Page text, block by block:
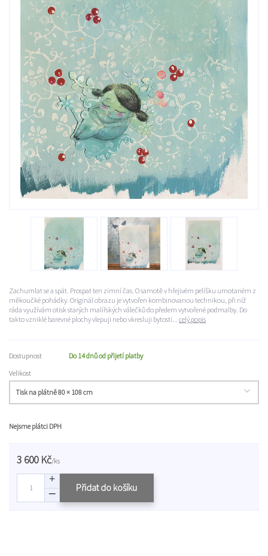
Zachumlat se a spát. Prospat ten zimní čas. O samotě v hřejivém pelíšku umotaném z
měkoučké pohádky. Originál obrazu je vytvořen kombinovanou technikou, při níž
ráda využívám otisk starých malířských válečků do předem vytvořené podmalby. Do
takto vzniklé barevné plochy vlepuji nebo vkresluji bytosti... celý popis
Dostupnost
Do 14 dnů od přijetí platby
Velikost
Nejsme plátci DPH
3 600 Kč/ks
Přidat do košíku